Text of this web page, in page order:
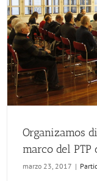
Organizamos
marco del
marzo 23, 2017 |